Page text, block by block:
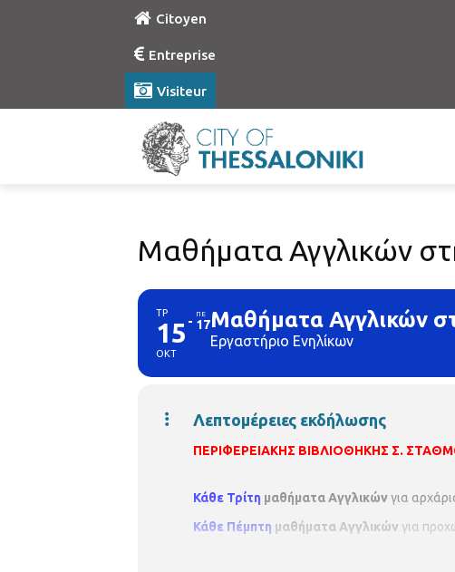
Citoyen
Entreprise
Visiteur
Μαθήματα Αγγλικών
ΤΡ
15
ΟΚΤ
ΠΕ
17Μαθήματα Αγγλικών
Εργαστήριο Ενηλίκων
Λεπτομέρειες εκδήλωσης
ΠΕΡΙΦΕΡΕΙΑΚΗΣ ΒΙΒΛΙΟΘΗΚΗΣ Σ.
Κάθε Τρίτη μαθήματα Αγγλικώνγια
Κάθε Πέμπτη μαθήματα Αγγλικών για